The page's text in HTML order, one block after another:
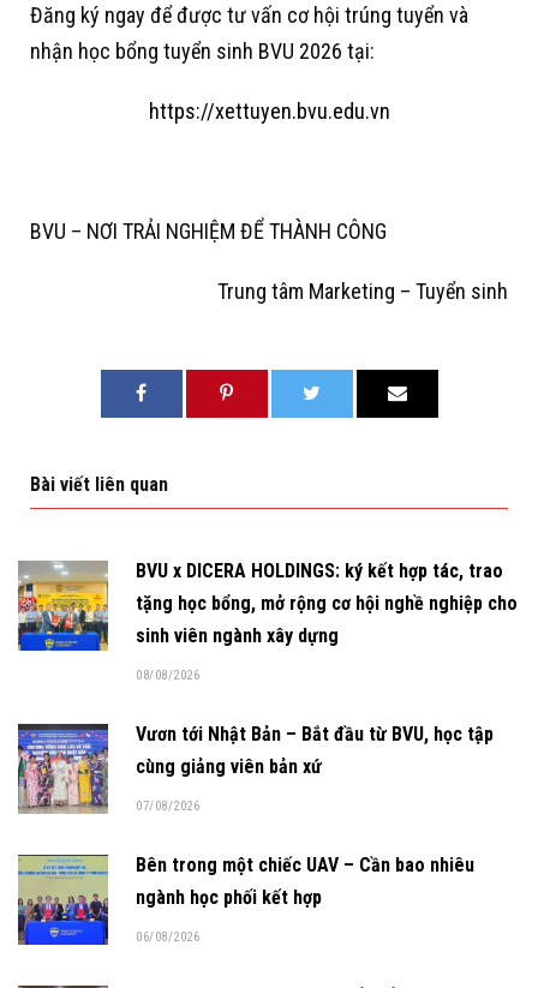
Đăng ký ngay để được tư vấn cơ hội trúng tuyển và
nhận học bổng tuyển sinh BVU 2026 tại:
https://xettuyen.bvu.edu.vn
BVU – NƠI TRẢI NGHIỆM ĐỂ THÀNH CÔNG
Trung tâm Marketing – Tuyển sinh
Bài viết liên quan
BVU x DICERA HOLDINGS: ký kết hợp tác, trao
tặng học bổng, mở rộng cơ hội nghề nghiệp cho
sinh viên ngành xây dựng
08/08/2026
Vươn tới Nhật Bản – Bắt đầu từ BVU, học tập
cùng giảng viên bản xứ
07/08/2026
Bên trong một chiếc UAV – Cần bao nhiêu
ngành học phối kết hợp
06/08/2026